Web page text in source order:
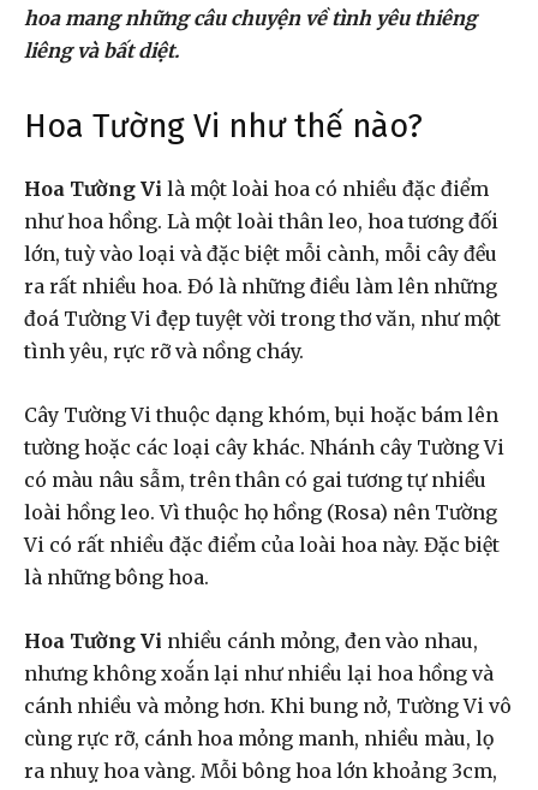
hoa mang những câu chuyện về tình yêu thiêng
liêng và bất diệt.
Hoa Tường Vi như thế nào?
Hoa Tường Vi là một loài hoa có nhiều đặc điểm
như hoa hồng. Là một loài thân leo, hoa tương đối
lớn, tuỳ vào loại và đặc biệt mỗi cành, mỗi cây đều
ra rất nhiều hoa. Đó là những điều làm lên những
đoá Tường Vi đẹp tuyệt vời trong thơ văn, như một
tình yêu, rực rỡ và nồng cháy.
Cây Tường Vi thuộc dạng khóm, bụi hoặc bám lên
tường hoặc các loại cây khác. Nhánh cây Tường Vi
có màu nâu sẫm, trên thân có gai tương tự nhiều
loài hồng leo. Vì thuộc họ hồng (Rosa) nên Tường
Vi có rất nhiều đặc điểm của loài hoa này. Đặc biệt
là những bông hoa.
Hoa Tường Vi nhiều cánh mỏng, đen vào nhau,
nhưng không xoắn lại như nhiều lại hoa hồng và
cánh nhiều và mỏng hơn. Khi bung nở, Tường Vi vô
cùng rực rỡ, cánh hoa mỏng manh, nhiều màu, lọ
ra nhuỵ hoa vàng. Mỗi bông hoa lớn khoảng 3cm,